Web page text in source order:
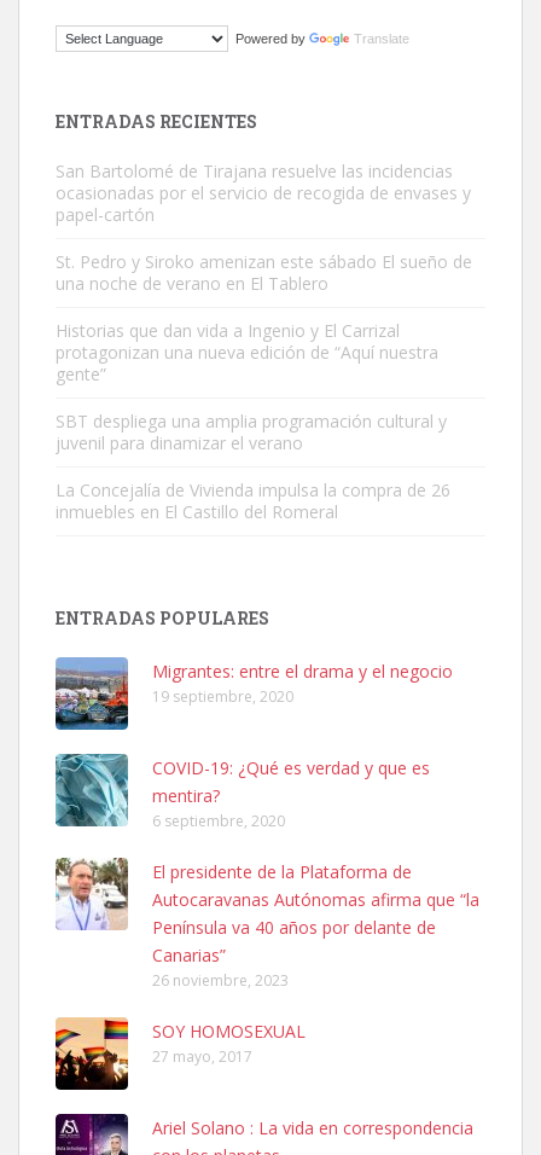
El ayuntamiento se va a llevar a Los Gatos callejeros de la zona los
Este gato macho ha aparecido en la calle hace menos de un mes,
es muy manso y extremadamente cari...
Leales.org » Gran Canaria
Leales.org » Gran Canaria
SHIBA PERDIDO AVDA JOSE MESA Y LOPEZ
PERRO MACHO RAZA SHIBA CON MICROCHIP PERDIDO HOY
06/07/2025 ZONA MESA Y LOPEZ. ES MUY ASUSTADIZO
Leales.org » Gran Canaria
6.7.2025
Ninfa perdida
Powered by Translate
ENTRADAS RECIENTES
San Bartolomé de Tirajana resuelve las incidencias
ocasionadas por el servicio de recogida de envases y
papel-cartón
St. Pedro y Siroko amenizan este sábado El sueño de
una noche de verano en El Tablero
Historias que dan vida a Ingenio y El Carrizal
protagonizan una nueva edición de “Aquí nuestra
gente”
SBT despliega una amplia programación cultural y
juvenil para dinamizar el verano
La Concejalía de Vivienda impulsa la compra de 26
inmuebles en El Castillo del Romeral
ENTRADAS POPULARES
Migrantes: entre el drama y el negocio
19 septiembre, 2020
COVID-19: ¿Qué es verdad y que es
mentira?
6 septiembre, 2020
El presidente de la Plataforma de
Autocaravanas Autónomas afirma que “la
Península va 40 años por delante de
Canarias”
26 noviembre, 2023
SOY HOMOSEXUAL
27 mayo, 2017
Ariel Solano : La vida en correspondencia